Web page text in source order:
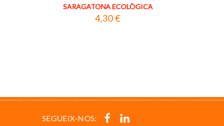
SARAGATONA ECOLÒGICA
4,30 €
SEGUEIX-NOS: